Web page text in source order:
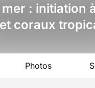
: initiation
coraux
Photos